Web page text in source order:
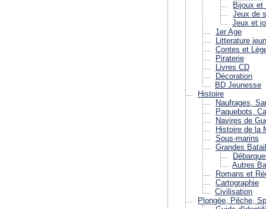
Bijoux et
Jeux de
Jeux et
1er Age
Litterature
Contes et
Piraterie
Livres CD
Décoration
BD Jeunesse
Histoire
Naufrages,
Paquebots,
Navires de
Histoire de la
Sous-marins
Grandes
Autres
Romans et
Cartographie
Civilisation
Plongée, Pêche,